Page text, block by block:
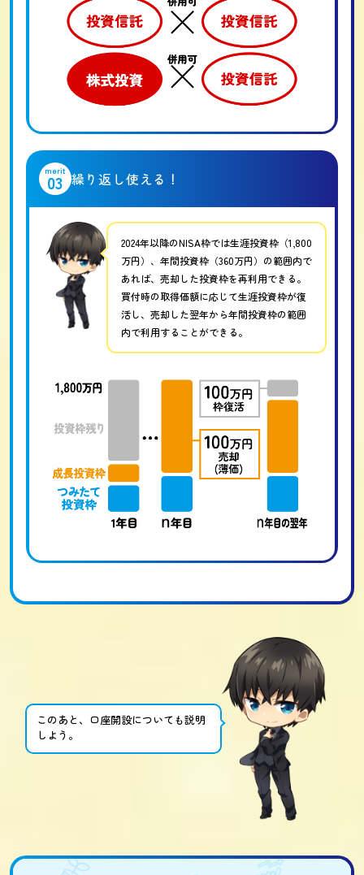
merit
03 繰り返し使える！
2024年以降のNISA枠では生涯投資枠（1,800
万円）、年間投資枠（360万円）の範囲内で
あれば、売却した投資枠を再利用できる。
買付時の取得価額に応じて生涯投資枠が復
活し、売却した翌年から年間投資枠の範囲
内で利用することができる。
このあと、口座開設についても説明
しよう。